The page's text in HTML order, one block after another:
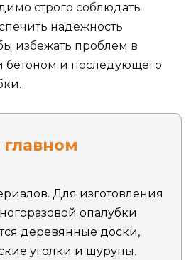
строго соблюдать
надежность
избежать проблем в
бетоном и последующего
Для изготовления
опалубки
деревянные доски,
уголки и шурупы.